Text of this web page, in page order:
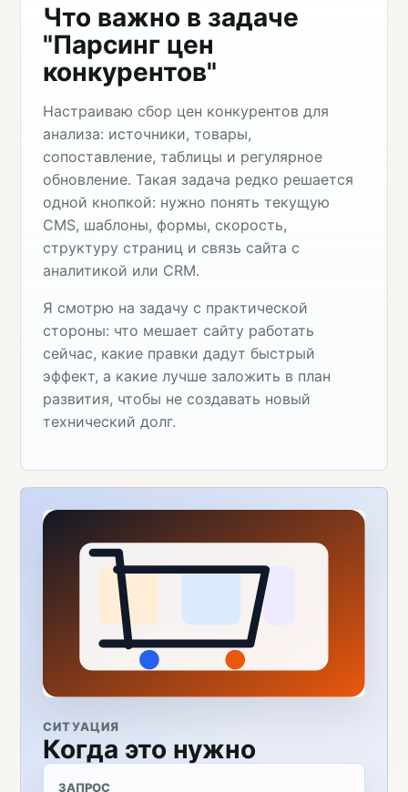
Что важно в задаче
"Парсинг цен
конкурентов"
Настраиваю сбор цен конкурентов для
анализа: источники, товары,
сопоставление, таблицы и регулярное
обновление. Такая задача редко решается
одной кнопкой: нужно понять текущую
CMS, шаблоны, формы, скорость,
структуру страниц и связь сайта с
аналитикой или CRM.
Я смотрю на задачу с практической
стороны: что мешает сайту работать
сейчас, какие правки дадут быстрый
эффект, а какие лучше заложить в план
развития, чтобы не создавать новый
технический долг.
СИТУАЦИЯ
Когда это нужно
ЗАПРОС